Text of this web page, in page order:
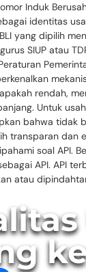
Induk
identitas
yang dipilih
SIUP atau
rendah,
Untuk
bahwa tidak
transparan dan
soal API.
API. API
atau